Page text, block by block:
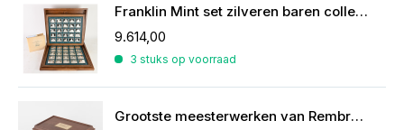
Franklin Mint set zilveren baren collectie van de mooiste zeilschepen
9.614,00
3 stuks op voorraad
Grootste meesterwerken van Rembrandt in zilver